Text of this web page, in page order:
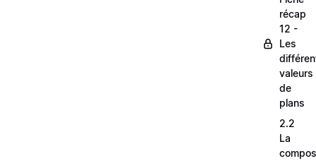
récap
12 -
Les
valeurs
de
plans
2.2
La